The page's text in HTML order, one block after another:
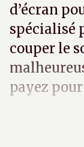
d’écran
spécialisé
couper le
payez